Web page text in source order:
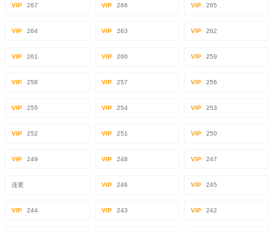
VIP 267 VIP 266 VIP 265
VIP 264 VIP 263 VIP 262
VIP 261 VIP 260 VIP 259
VIP 258 VIP 257 VIP 256
VIP 255 VIP 254 VIP 253
VIP 252 VIP 251 VIP 250
VIP 249 VIP 248 VIP 247
连更 VIP 246 VIP 245
VIP 244 VIP 243 VIP 242